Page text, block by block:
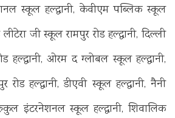
स्कूल हल्द्वानी, केवीएम पब्लिक स्कूल
लीटेरा जी स्कूल रामपुर रोड हल्द्वानी, दिल्ली
हल्द्वानी, ओरम द ग्लोबल स्कूल हल्द्वानी,
हल्द्वानी, डीएवी स्कूल हल्द्वानी, नैनी
इंटरनेशनल स्कूल हल्द्वानी, शिवालिक